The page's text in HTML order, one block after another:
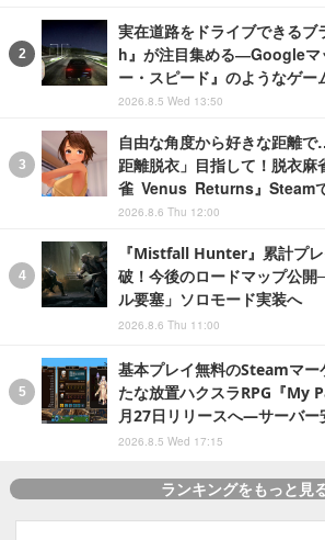
実在道路をドライブできる
h』が注目集める―Googleマ
ー・スピード』のようなゲー
2026.8.5 Wed 13:50
自由な角度から好きな距離
距離脱衣」目指して！脱衣麻
雀 Venus Returns』Steam
2026.8.6 Thu 12:00
『Mistfall Hunter』累計プ
破！今後のロードマップ公
ル要塞」ソロモード実装へ
2026.8.6 Thu 11:00
基本プレイ無料のSteamマー
たな放置ハクスラRPG『
月27日リリースへ―サーバー
2026.8.5 Wed 17:15
ランキングをもっと見